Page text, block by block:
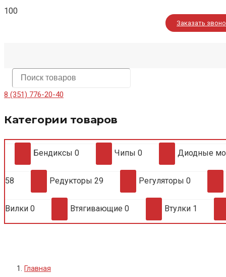
Заказать
8 (351) 776-20-40
Категории товаров
Бендиксы 0 Чипы 0 Диодные
58 Редукторы 29 Регуляторы 0
Вилки 0 Втягивающие 0 Втулки 1
Главная